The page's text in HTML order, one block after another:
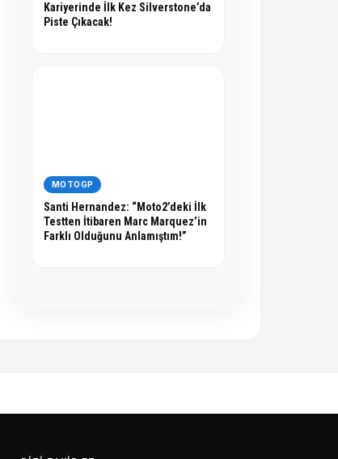
Kariyerinde İlk Kez Silverstone’da
Piste Çıkacak!
MOTOGP
Santi Hernandez: “Moto2’deki İlk
Testten İtibaren Marc Marquez’in
Farklı Olduğunu Anlamıştım!”